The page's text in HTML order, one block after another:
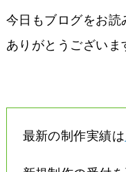
今日もブログをお読
ありがとうございま
最新の制作実績は